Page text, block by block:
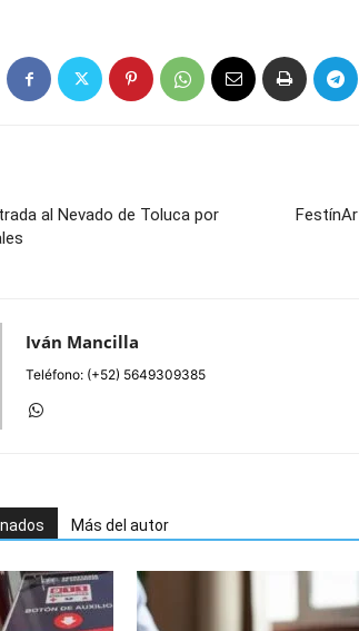
al Nevado de Toluca por
Iván Mancilla
Teléfono: (+52) 5649309385
Más del autor